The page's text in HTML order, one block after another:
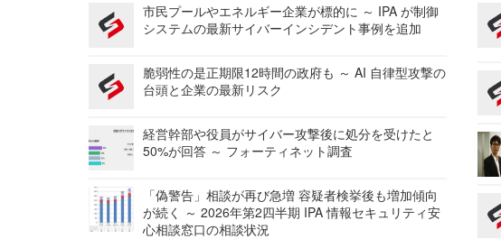
市民プールやエネルギー企業が標的に ～ IPA が制御
システムの最新サイバーインシデント事例を追加
脆弱性の是正期限12時間の政府も ～ AI 自律型攻撃の
台頭と企業の最新リスク
経営幹部や役員がサイバー攻撃後に処分を受けたと
50%が回答 ～ フォーティネット調査
「偽警告」相談が再び急増 容疑者検挙後も増加傾向
が続く ～ 2026年第2四半期 IPA 情報セキュリティ安
心相談窓口の相談状況